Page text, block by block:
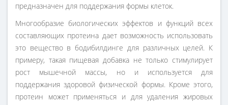
предназначен для поддержания формы клеток.
Многообразие биологических эффектов и функций всех
составляющих протеина дает возможность использовать
это вещество в бодибилдинге для различных целей. К
примеру, такая пищевая добавка не только стимулирует
рост мышечной массы, но и используется для
поддержания здоровой физической формы. Кроме этого,
протеин может применяться и для удаления жировых